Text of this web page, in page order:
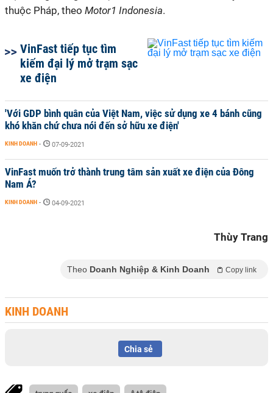
thuộc Pháp, theo Motor1 Indonesia.
VinFast tiếp tục tìm
kiếm đại lý mở trạm sạc
xe điện
'Với GDP bình quân của Việt Nam, việc sử dụng xe 4 bánh cũng
khó khăn chứ chưa nói đến sở hữu xe điện'
KINH DOANH - 07-09-2021
VinFast muốn trở thành trung tâm sản xuất xe điện của Đông
Nam Á?
KINH DOANH - 04-09-2021
Thùy Trang
Theo Doanh Nghiệp & Kinh Doanh Copy link
KINH DOANH
Chia sẻ